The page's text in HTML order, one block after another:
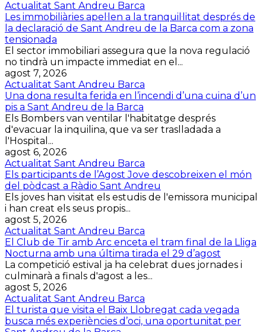
Actualitat Sant Andreu Barca
Les immobiliàries apel·len a la tranquil·litat després de
la declaració de Sant Andreu de la Barca com a zona
tensionada
El sector immobiliari assegura que la nova regulació
no tindrà un impacte immediat en el...
agost 7, 2026
Actualitat Sant Andreu Barca
Una dona resulta ferida en l’incendi d’una cuina d’un
pis a Sant Andreu de la Barca
Els Bombers van ventilar l'habitatge després
d'evacuar la inquilina, que va ser traslladada a
l'Hospital...
agost 6, 2026
Actualitat Sant Andreu Barca
Els participants de l’Agost Jove descobreixen el món
del pòdcast a Ràdio Sant Andreu
Els joves han visitat els estudis de l'emissora municipal
i han creat els seus propis...
agost 5, 2026
Actualitat Sant Andreu Barca
El Club de Tir amb Arc enceta el tram final de la Lliga
Nocturna amb una última tirada el 29 d’agost
La competició estival ja ha celebrat dues jornades i
culminarà a finals d'agost a les...
agost 5, 2026
Actualitat Sant Andreu Barca
El turista que visita el Baix Llobregat cada vegada
busca més experiències d’oci, una oportunitat per